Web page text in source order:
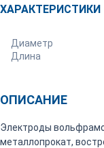
ХАРАКТЕРИСТИКИ
Диаметр
Длина
ОПИСАНИЕ
Электроды
металлопрокат,